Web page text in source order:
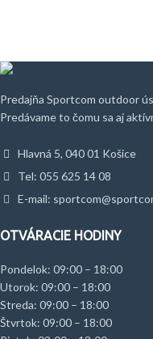
Predajňa Sportcom outdoor
Predávame to čomu sa aj
Hlavná 5, 040 01 Košice
Tel: 055 625 14 08
E-mail:
OTVÁRACIE HODINY
Pondelok: 09:00 – 18:00
Utorok: 09:00 – 18:00
Streda: 09:00 – 18:00
Štvrtok: 09:00 – 18:00